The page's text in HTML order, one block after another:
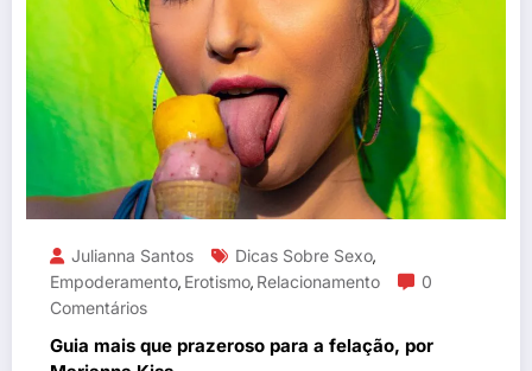
Julianna Santos Dicas Sobre Sexo,
Empoderamento, Erotismo, Relacionamento
0
Comentários
Guia mais que prazeroso para a felação, por